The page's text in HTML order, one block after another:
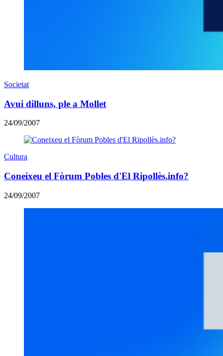
Societat
Avui dilluns, ple a Mollet
24/09/2007
Cultura
Coneixeu el Fòrum Pobles d'El Ripollès.info?
24/09/2007